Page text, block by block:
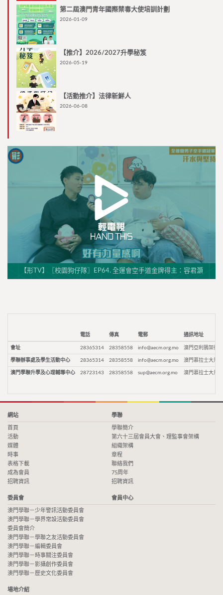
第二屆澳門青年國際禁毒大使培訓計劃
2026-01-09
【推介】2026/2027升學秘笈
2026-05-19
【活動推介】法律新鮮人
2026-06-08
【形TV】〖校園狗仔隊〗EP64. 全運會空手道金牌得主：容君灝
電話 傳真 電郵 通訊地址
會址 28365314 28358558 info@aecm.org.mo 澳門亞利鴉架街9
學聯辦事處及學生活動中心 28365314 28358558 info@aecm.org.mo 澳門慕拉士大馬
澳門學聯升學及心理輔導中心 28723143 28358558 sup@aecm.org.mo 澳門慕拉士大馬
網站
首頁
活動
媒體
時事
表格下載
成為會員
招聘資訊
學聯
學聯簡介
第六十三屆會員大會、理監事會架構
組織架構
章程
聯絡我們
75周年
招聘資訊
委員會
澳門學聯－少年警訊活動委員會
澳門學聯－學界常設活動委員會
委員會簡介
澳門學聯－學聯之友活動委員會
澳門學聯－編輯委員會
澳門學聯－時事關注委員會
澳門學聯－影攝創作委員會
澳門學聯－歷史文化委員會
會員中心
場地介紹